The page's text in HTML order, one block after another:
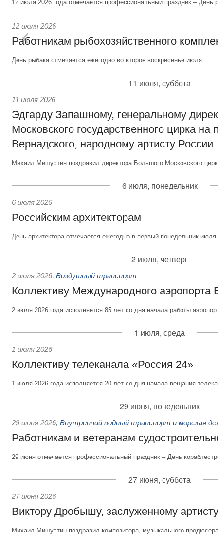
12 июля 2026 года отмечается профессиональный праздник – День
12 июля 2026
Работникам рыбохозяйственного
День рыбака отмечается ежегодно во второе воскресенье июля.
11 июля, суббота
11 июля 2026
Эдгарду Запашному, генеральному
Московского государственного цирка на
Вернадского, народному артисту России
Михаил Мишустин поздравил директора Большого Московского
6 июля, понедельник
6 июля 2026
Российским архитекторам
День архитектора отмечается ежегодно в первый понедельник июля.
2 июля, четверг
2 июля 2026, Воздушный транспорт
Коллективу Международного аэропорта
2 июля 2026 года исполняется 85 лет со дня начала работы
1 июля, среда
1 июля 2026
Коллективу телеканала «Россия 24»
1 июля 2026 года исполняется 20 лет со дня начала вещания
29 июня, понедельник
29 июня 2026, Внутренний водный транспорт и морская
Работникам и ветеранам
29 июня отмечается профессиональный праздник – День
27 июня, суббота
27 июня 2026
Виктору Дробышу, заслуженному
Михаил Мишустин поздравил композитора, музыкального